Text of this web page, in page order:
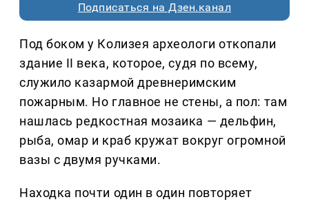
Подписаться на Дзен.канал
Под боком у Колизея археологи откопали
здание II века, которое, судя по всему,
служило казармой древнеримским
пожарным. Но главное не стены, а пол: там
нашлась редкостная мозаика — дельфин,
рыба, омар и краб кружат вокруг огромной
вазы с двумя ручками.
Находка почти один в один повторяет